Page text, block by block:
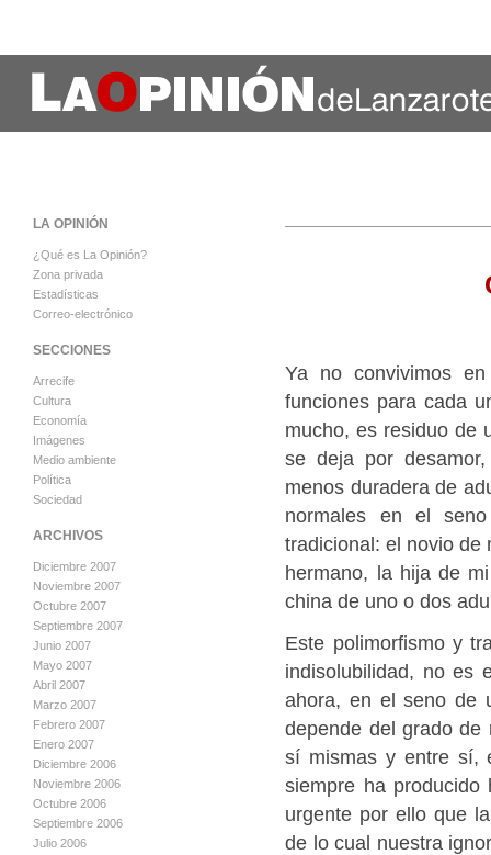
Ya no convivimos
funciones para cada
mucho, es residuo de
se deja por
menos duradera de
normales en el
tradicional: el novio de
hermano, la hija de
china de uno o dos
Este polimorfismo y
indisolubilidad, no es
ahora, en el seno de
depende del grado
sí mismas y entre sí,
siempre ha
urgente por ello que
de lo cual nuestra
LA OPINIÓN
¿Qué es La Opinión?
Zona privada
Estadísticas
Correo-electrónico
SECCIONES
Arrecife
Cultura
Economía
Imágenes
Medio ambiente
Política
Sociedad
ARCHIVOS
Diciembre 2007
Noviembre 2007
Octubre 2007
Septiembre 2007
Junio 2007
Mayo 2007
Abril 2007
Marzo 2007
Febrero 2007
Enero 2007
Diciembre 2006
Noviembre 2006
Octubre 2006
Septiembre 2006
Julio 2006